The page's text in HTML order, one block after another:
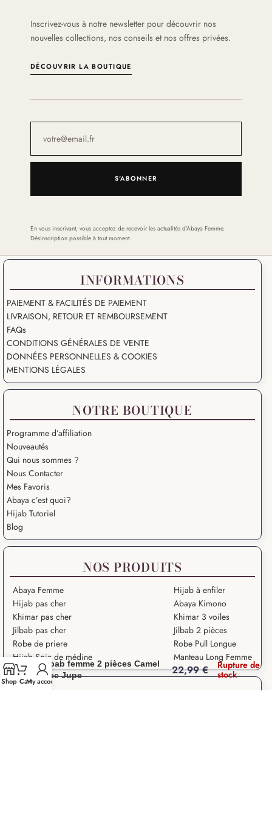
Inscrivez-vous à notre newsletter pour découvrir nos
nouvelles collections, nos conseils et nos offres privées.
DÉCOUVRIR LA BOUTIQUE
S'ABONNER
En vous inscrivant, vous acceptez de recevoir les actualités d’Abaya Femme.
Désinscription possible à tout moment.
INFORMATIONS
PAIEMENT & FACILITÉS DE PAIEMENT
LIVRAISON, RETOUR ET REMBOURSEMENT
FAQs
CONDITIONS GÉNÉRALES DE VENTE
DONNÉES PERSONNELLES & COOKIES
MENTIONS LÉGALES
NOTRE BOUTIQUE
Programme d’affiliation
Nouveautés
Qui nous sommes ?
Nous Contacter
Mes Favoris
Abaya c’est quoi?
Hijab Tutoriel
Blog
NOS PRODUITS
Abaya Femme
Hijab pas cher
Khimar pas cher
Jilbab pas cher
Robe de priere
Hijab Soie de médine
Hijab à enfiler
Abaya Kimono
Khimar 3 voiles
Jilbab 2 pièces
Robe Pull Longue
Manteau Long Femme
Shop CartMy account
Jilbab femme 2 pièces Camel
avec Jupe
22,99€
Rupture de
stock